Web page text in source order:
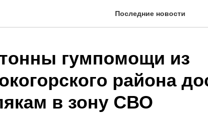
Последние новости
гумпомощи из
района
в зону СВО